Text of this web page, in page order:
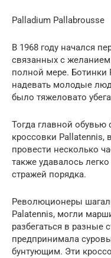
Palladium Pallabrousse
В 1968 году начался
связанных с желанием
полной мере. Ботинки
надевать молодые
было тяжеловато
Тогда главной обувью
кроссовки
провести несколько
также удавалось
стражей порядка.
Революционеры
Palatennis, могли
разбегаться в разные
предпринимала
бунтующим. Эти